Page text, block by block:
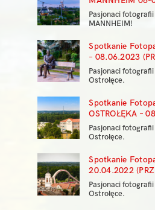
Pasjonaci fotografii
MANNHEIM!
Spotkanie
– 08.06.2023
Pasjonaci fotografii
Ostrołęce.
Spotkanie
OSTROŁĘKA –
Pasjonaci fotografii
Ostrołęce.
Spotkanie
20.04.2022
Pasjonaci fotografii
Ostrołęce.